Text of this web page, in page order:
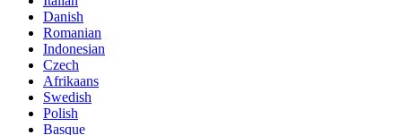
Danish
Romanian
Indonesian
Czech
Afrikaans
Swedish
Polish
Basque